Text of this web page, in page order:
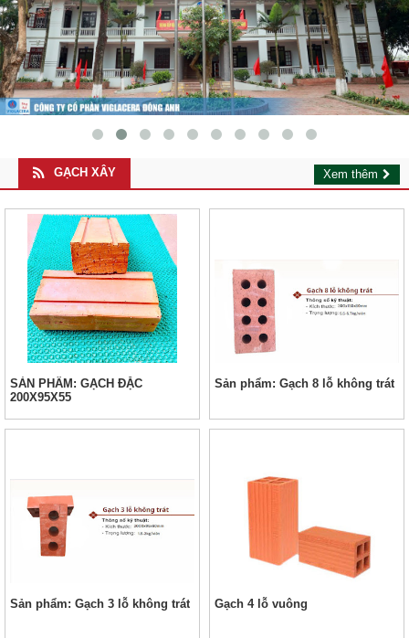
GẠCH XÂY Xem thêm
SẢN PHÂM: GẠCH ĐẶC
200X95X55
Sản phẩm: Gạch 8 lỗ không trát
Sản phẩm: Gạch 3 lỗ không trát Gạch 4 lỗ vuông